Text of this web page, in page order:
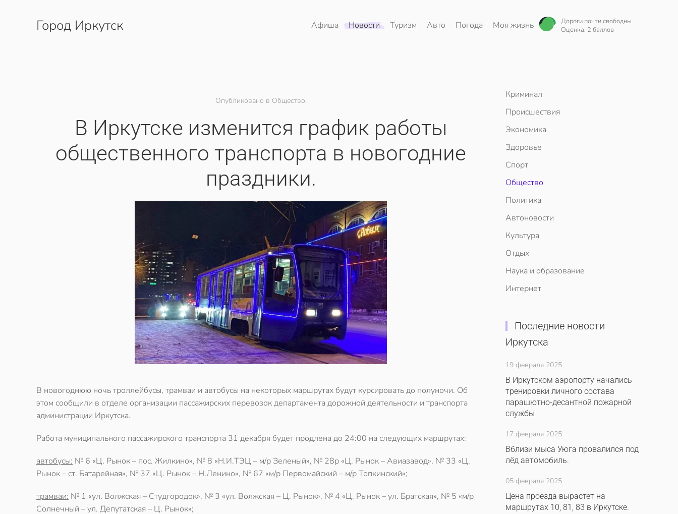
Перейти к содержимому
Город Иркутск Афиша Новости Туризм Авто Погода Моя жизнь
Дороги почти свободны
Оценка: 2 баллов
Опубликовано в Общество.
В Иркутске изменится график работы
общественного транспорта в новогодние
праздники.
В новогоднюю ночь троллейбусы, трамваи и автобусы на некоторых маршрутахбудут курсировать до полуночи. Об
этом сообщили в отделе организации пассажирских перевозок департамента дорожной деятельности и транспорта
администрации Иркутска.
Работа муниципального пассажирского транспорта 31 декабря будет продлена до 24:00 на следующих маршрутах:
автобусы: № 6 «Ц. Рынок – пос. Жилкино», № 8 «Н.И.ТЭЦ – м/р Зеленый», № 28р «Ц. Рынок – Авиазавод», № 33 «Ц.
Рынок – ст. Батарейная», № 37 «Ц. Рынок – Н.Ленино», № 67 «м/р Первомайский – м/р Топкинский»;
трамваи: № 1 «ул. Волжская – Студгородок», № 3 «ул. Волжская – Ц. Рынок», № 4 «Ц. Рынок – ул. Братская», № 5 «м/р
Солнечный – ул. Депутатская – Ц. Рынок»;
Криминал
Происшествия
Экономика
Здоровье
Спорт
Общество
Политика
Автоновости
Культура
Отдых
Наука и образование
Интернет
Последние новости
Иркутска
19 февраля 2025
В Иркутском аэропорту начались
тренировки личного состава
парашютно-десантной пожарной
службы
17 февраля 2025
Вблизи мыса Уюга провалился под
лёд автомобиль.
05 февраля 2025
Цена проезда вырастет на
маршрутах 10, 81, 83 в Иркутске.